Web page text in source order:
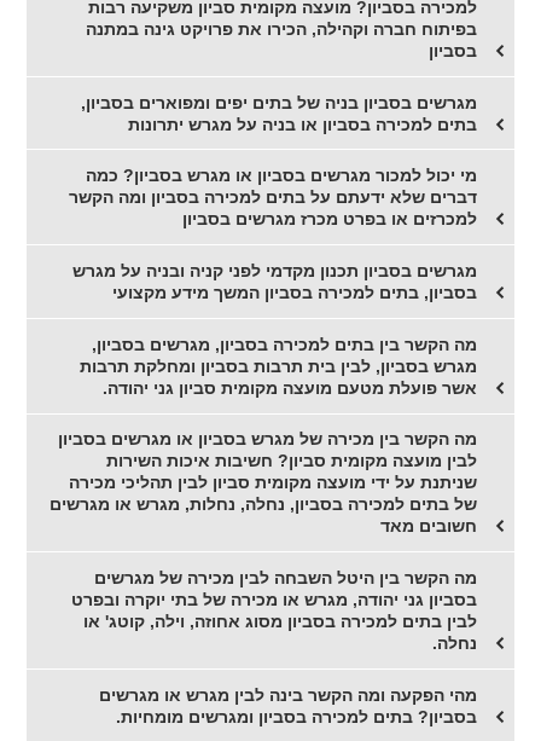
למכירה בסביון? מועצה מקומית סביון משקיעה רבות
בפיתוח חברה וקהילה, הכירו את פרויקט גינה במתנה
בסביון
מגרשים בסביון בניה של בתים יפים ומפוארים בסביון,
בתים למכירה בסביון או בניה על מגרש יתרונות
מי יכול למכור מגרשים בסביון או מגרש בסביון? כמה
דברים שלא ידעתם על בתים למכירה בסביון ומה הקשר
למכרזים או בפרט מכרז מגרשים בסביון
מגרשים בסביון תכנון מקדמי לפני קניה ובניה על מגרש
בסביון, בתים למכירה בסביון המשך מידע מקצועי
מה הקשר בין בתים למכירה בסביון, מגרשים בסביון,
מגרש בסביון, לבין בית תרבות בסביון ומחלקת תרבות
אשר פועלת מטעם מועצה מקומית סביון גני יהודה.
מה הקשר בין מכירה של מגרש בסביון או מגרשים בסביון
לבין מועצה מקומית סביון? חשיבות איכות השירות
שניתנת על ידי מועצה מקומית סביון לבין תהליכי מכירה
של בתים למכירה בסביון, נחלה, נחלות, מגרש או מגרשים
חשובים מאד
מה הקשר בין היטל השבחה לבין מכירה של מגרשים
בסביון גני יהודה, מגרש או מכירה של בתי יוקרה ובפרט
לבין בתים למכירה בסביון מסוג אחוזה, וילה, קוטג' או
נחלה.
מהי הפקעה ומה הקשר בינה לבין מגרש או מגרשים
בסביון? בתים למכירה בסביון ומגרשים מומחיות.